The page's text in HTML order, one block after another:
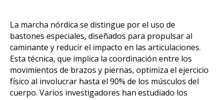
La marcha nórdica se distingue por el uso de
bastones especiales, diseñados para propulsar al
caminante y reducir el impacto en las articulaciones.
Esta técnica, que implica la coordinación entre los
movimientos de brazos y piernas, optimiza el ejercicio
físico al involucrar hasta el 90% de los músculos del
cuerpo. Varios investigadores han estudiado los